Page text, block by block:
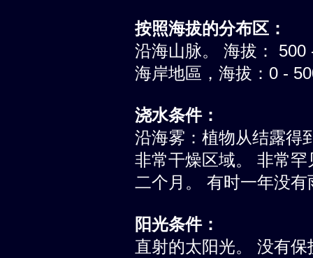
按照海拔的分布区：
沿海山脉。 海拔： 500
海岸地區，海拔：0 -
浇水条件：
沿海雾：植物从结露得
非常干燥区域。 非常
二个月。 有时一年没
阳光条件：
直射的太阳光。 没有